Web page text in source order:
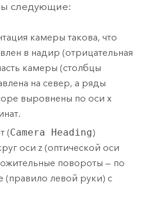
следующие:
камеры такова, что
в надир (отрицательная
камеры (столбцы
на север, а ряды
выровнены по оси x
(Camera Heading)
оси z (оптической оси
повороты — по
(правило левой руки) с